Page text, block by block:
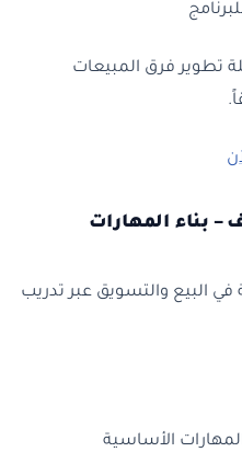
تطوير فرق المبيعات
– بناء المهارات
في البيع والتسويق عبر تدريب
الأساسية